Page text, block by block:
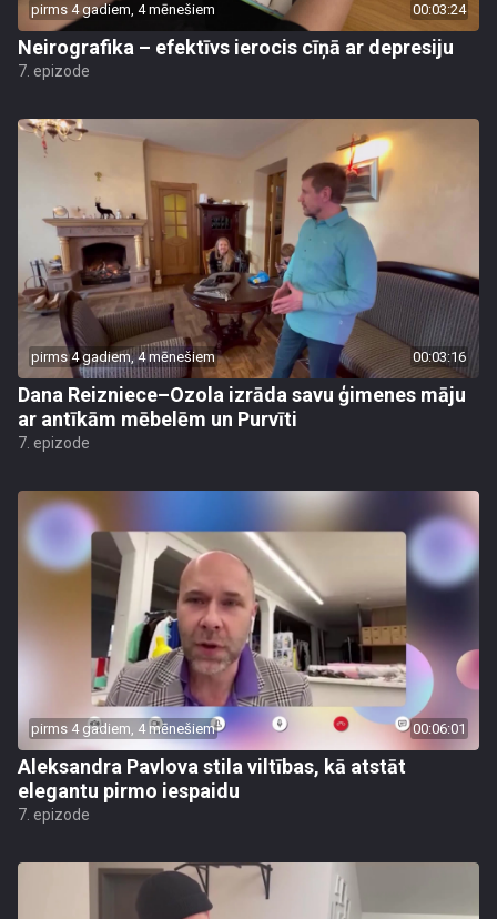
pirms 4 gadiem, 4 mēnešiem 00:03:24
Neirografika – efektīvs ierocis cīņā ar depresiju
7. epizode
pirms 4 gadiem, 4 mēnešiem 00:03:16
Dana Reizniece–Ozola izrāda savu ģimenes māju
ar antīkām mēbelēm un Purvīti
7. epizode
pirms 4 gadiem, 4 mēnešiem 00:06:01
Aleksandra Pavlova stila viltības, kā atstāt
elegantu pirmo iespaidu
7. epizode